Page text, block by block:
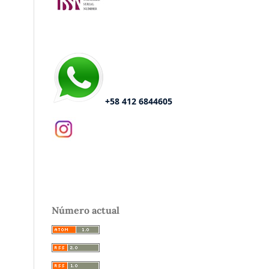
+58 412 6844605
Número actual